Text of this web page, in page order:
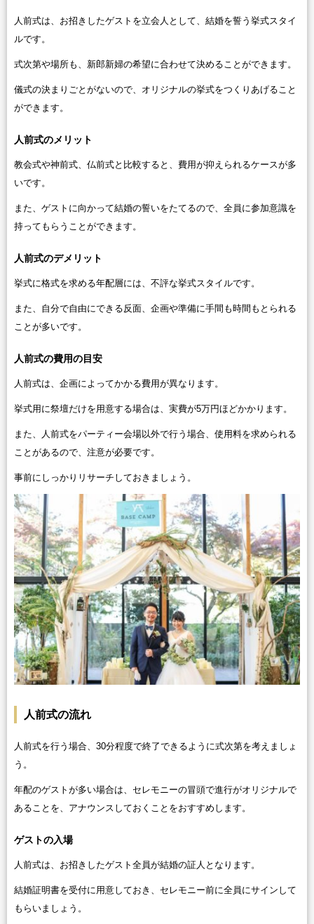
人前式は、お招きしたゲストを立会人として、結婚を誓う挙式スタイ
ルです。
式次第や場所も、新郎新婦の希望に合わせて決めることができます。
儀式の決まりごとがないので、オリジナルの挙式をつくりあげること
ができます。
人前式のメリット
教会式や神前式、仏前式と比較すると、費用が抑えられるケースが多
いです。
また、ゲストに向かって結婚の誓いをたてるので、全員に参加意識を
持ってもらうことができます。
人前式のデメリット
挙式に格式を求める年配層には、不評な挙式スタイルです。
また、自分で自由にできる反面、企画や準備に手間も時間もとられる
ことが多いです。
人前式の費用の目安
人前式は、企画によってかかる費用が異なります。
挙式用に祭壇だけを用意する場合は、実費が5万円ほどかかります。
また、人前式をパーティー会場以外で行う場合、使用料を求められる
ことがあるので、注意が必要です。
事前にしっかりリサーチしておきましょう。
人前式の流れ
人前式を行う場合、30分程度で終了できるように式次第を考えましょ
う。
年配のゲストが多い場合は、セレモニーの冒頭で進行がオリジナルで
あることを、アナウンスしておくことをおすすめします。
ゲストの入場
人前式は、お招きしたゲスト全員が結婚の証人となります。
結婚証明書を受付に用意しておき、セレモニー前に全員にサインして
もらいましょう。